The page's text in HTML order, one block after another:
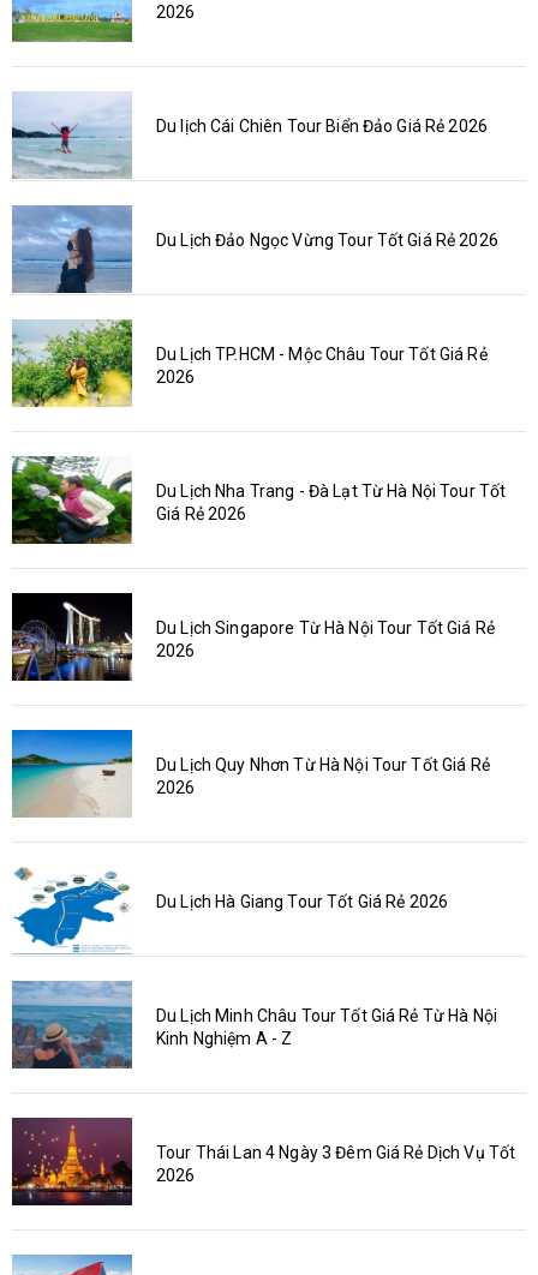
2026
Du lịch Cái Chiên Tour Biển Đảo Giá Rẻ 2026
Du Lịch Đảo Ngọc Vừng Tour Tốt Giá Rẻ 2026
Du Lịch TP.HCM - Mộc Châu Tour Tốt Giá Rẻ
2026
Du Lịch Nha Trang - Đà Lạt Từ Hà Nội Tour Tốt
Giá Rẻ 2026
Du Lịch Singapore Từ Hà Nội Tour Tốt Giá Rẻ
2026
Du Lịch Quy Nhơn Từ Hà Nội Tour Tốt Giá Rẻ
2026
Du Lịch Hà Giang Tour Tốt Giá Rẻ 2026
Du Lịch Minh Châu Tour Tốt Giá Rẻ Từ Hà Nội
Kinh Nghiệm A - Z
Tour Thái Lan 4 Ngày 3 Đêm Giá Rẻ Dịch Vụ Tốt
2026